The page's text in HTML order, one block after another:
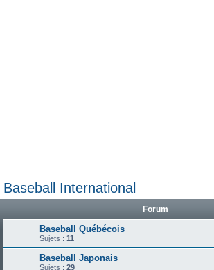
Baseball International
Forum
Baseball Québécois
Sujets : 11
Baseball Japonais
Sujets : 29